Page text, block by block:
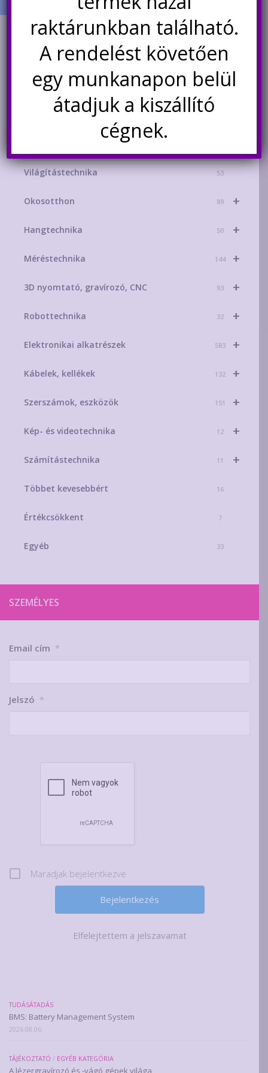
TERMÉK KATEGÓRIÁK
AKCIÓS TERMÉKEK 181
+
Mikrokontroller-technika 329
Áramforrások
Világítástechnika 53
+
Okosotthon 89
+
Hangtechnika 50
+
Méréstechnika 144
+
3D nyomtató, gravírozó, CNC 93
+
Robottechnika 32
+
Elektronikai alkatrészek 583
+
Kábelek, kellékek 132
+
Szerszámok, eszközök 151
+
Kép- és videotechnika 12
+
Számítástechnika 11
Többet kevesebbért 16
Értékcsökkent 7
Egyéb 33
SZEMÉLYES
Email cím *
Jelszó *
Maradjak bejelentkezve
Elfelejtettem a jelszavamat
TUDÁSÁTADÁS
BMS: Battery Management System
2026.08.06.
TÁJÉKOZTATÓ / EGYÉB KATEGÓRIA
raktárunkban található.
A rendelést követően
egy munkanapon belül
átadjuk a kiszállító
cégnek.